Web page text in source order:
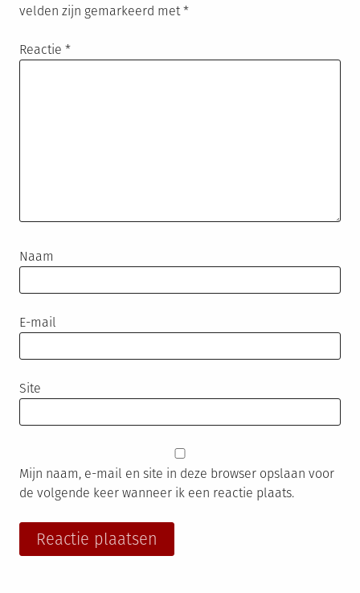
velden zijn gemarkeerd met*
Reactie *
Naam
E-mail
Site
Mijn naam, e-mail en site in deze browser opslaan voor
de volgende keer wanneer ik een reactie plaats.